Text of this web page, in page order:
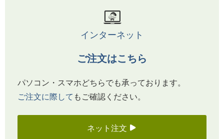
インターネット
ご注文はこちら
パソコン・スマホどちらでも承っております。
ご注文に際して もご確認ください。
ネット注文